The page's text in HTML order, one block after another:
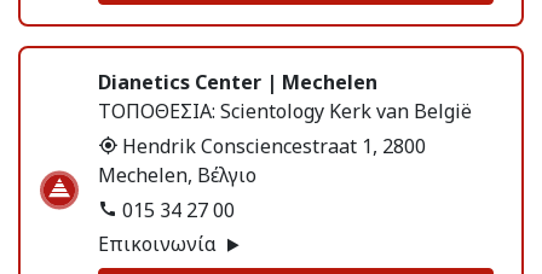
Dianetics Center | Mechelen
ΤΟΠΟΘΕΣΙΑ: Scientology Kerk van België
Hendrik Consciencestraat 1, 2800
Mechelen, Βέλγιο
015 34 27 00
Επικοινωνία